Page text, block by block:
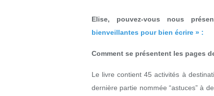
Elise, pouvez-vous nous
bienveillantes pour bien écrire » :
Comment se présentent les pages
Le livre contient 45 activités à
dernière partie nommée “astuces” à